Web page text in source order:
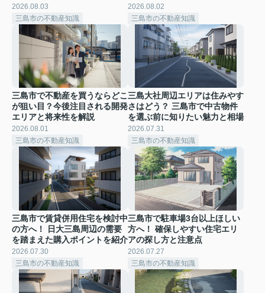
2026.08.03
三島市の不動産知識
2026.08.02
三島市の不動産知識
三島市で不動産を買うならどこ
が狙い目？今後注目される開発
エリアと将来性を解説
2026.08.01
三島市の不動産知識
三島大社周辺エリアは住みやす
さはどう？ 三島市で中古物件
を選ぶ前に知りたい魅力と相場
2026.07.31
三島市の不動産知識
三島市で賃貸併用住宅を検討中
の方へ！ 日大三島周辺の需要
を踏まえた購入ポイントを紹介
2026.07.30
三島市の不動産知識
三島市で駐車場3台以上ほしい
方へ！ 確保しやすい住宅エリ
アの探し方と注意点
2026.07.27
三島市の不動産知識